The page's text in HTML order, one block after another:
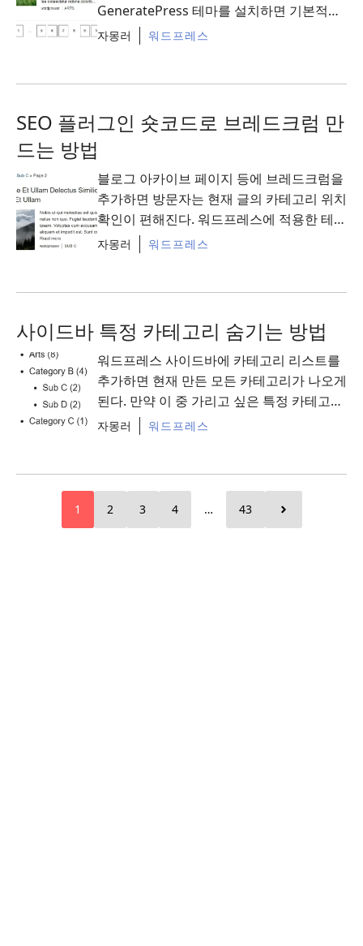
GeneratePress 테마를 설치하면 기본적으
로 추가되어 있기는 한데, 모바일에서 페이
지를 넘기다 보면 아이콘이 화면 밖으로 벗
자몽러 워드프레스
SEO 플러그인 숏코드로 브레드크럼 만
드는 방법
블로그 아카이브 페이지 등에 브레드크럼을
추가하면 방문자는 현재 글의 카테고리 위치
확인이 편해진다. 워드프레스에 적용한 테마
에서 숏코드 기능을 지원한다면 SEO 플러그
인 설치 후 간단하게 추가할 ...
자몽러 워드프레스
사이드바 특정 카테고리 숨기는 방법
워드프레스 사이드바에 카테고리 리스트를
추가하면 현재 만든 모든 카테고리가 나오게
된다. 만약 이 중 가리고 싶은 특정 카테고리
가 있다면 간단한 설정으로 해결할 수 있다.
참고로 ...
자몽러 워드프레스
1 2 3 4 … 43